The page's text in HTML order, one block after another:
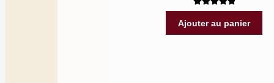
Note5.00sur
5
Ajouter au panier